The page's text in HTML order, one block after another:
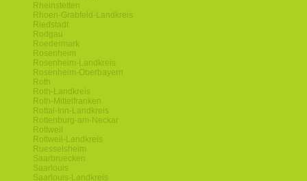
Rheinstetten
Rhoen-Grabfeld-Landkreis
Riedstadt
Rodgau
Roedermark
Rosenheim
Rosenheim-Landkreis
Rosenheim-Oberbayern
Roth
Roth-Landkreis
Roth-Mittelfranken
Rottal-Inn-Landkreis
Rottenburg-am-Neckar
Rottweil
Rottweil-Landkreis
Ruesselsheim
Saarbruecken
Saarlouis
Saarlouis-Landkreis